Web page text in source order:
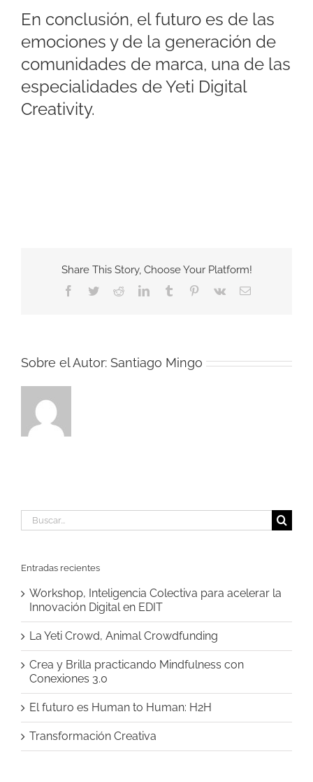
En conclusión, el futuro es de las
emociones y de la generación de
comunidades de marca, una de las
especialidades de Yeti Digital
Creativity.
Share This Story, Choose Your Platform!
Facebook
TwitterRedditLinkedInTumblr Pinterest
Vk
Correo
Sobre el Autor: Santiago Mingo
Buscar:
Entradas recientes
Workshop, Inteligencia Colectiva para acelerar la
Innovación Digital en EDIT
La Yeti Crowd, Animal Crowdfunding
Crea y Brilla practicando Mindfulness con
Conexiones 3.0
El futuro es Human to Human: H2H
Transformación Creativa